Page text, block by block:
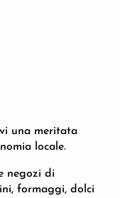
una meritata
locale.
negozi di
formaggi, dolci